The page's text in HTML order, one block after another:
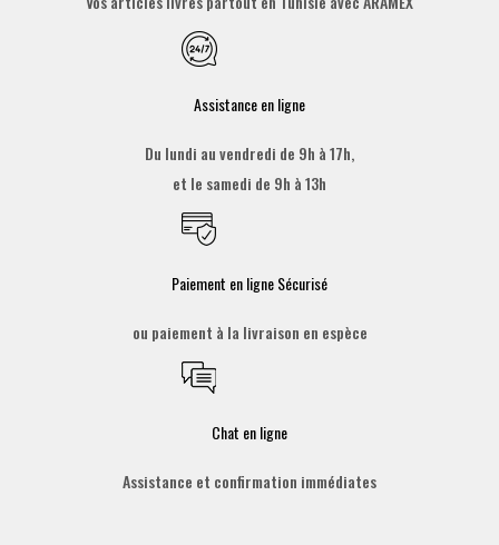
Assistance en ligne
Du lundi au vendredi de 9h à 17h,
et le samedi de 9h à 13h
Paiement en ligne Sécurisé
ou paiement à la livraison en espèce
Chat en ligne
Assistance et confirmation immédiates